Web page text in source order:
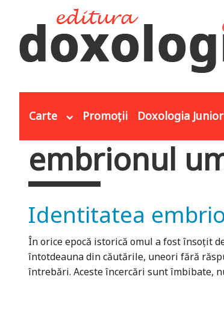
Carte Promoții Doxologia Junior
Eşti aici
embrionul
Identitatea
În orice epocă istorică omul a fost însoțit
întotdeauna din căutările, uneori fără
întrebări. Aceste încercări sunt îmbibate,